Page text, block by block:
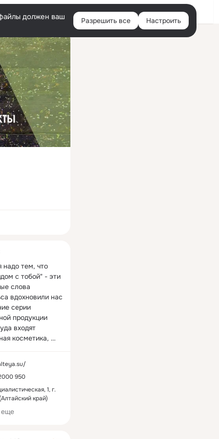
Войти
должен ваш
Разрешить все Настроить
надо тем, что
с тобой" - эти
слова
вдохновили нас
серии
продукции
входят
косметика,
глина,
комплексы
термальная
чтобы сохранить
и здоровье.
950
1, г.
край)
еще